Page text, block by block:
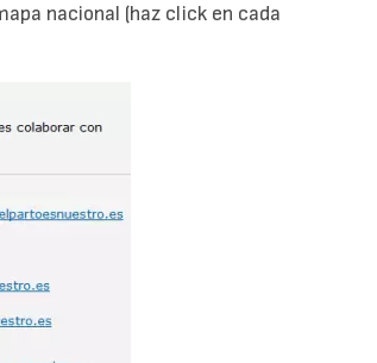
nacional (haz click en cada